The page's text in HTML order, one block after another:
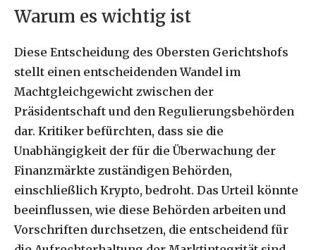
Warum es wichtig ist
Diese Entscheidung des Obersten Gerichtshofs
stellt einen entscheidenden Wandel im
Machtgleichgewicht zwischen der
Präsidentschaft und den Regulierungsbehörden
dar. Kritiker befürchten, dass sie die
Unabhängigkeit der für die Überwachung der
Finanzmärkte zuständigen Behörden,
einschließlich Krypto, bedroht. Das Urteil könnte
beeinflussen, wie diese Behörden arbeiten und
Vorschriften durchsetzen, die entscheidend für